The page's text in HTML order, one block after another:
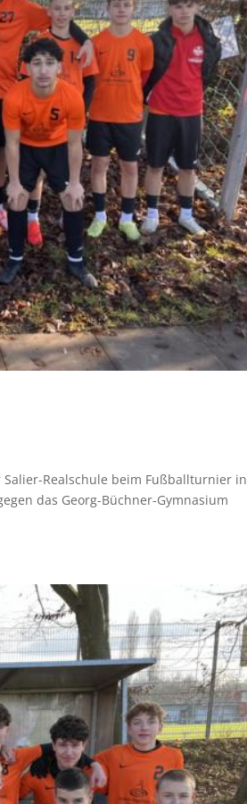
Realschule beim Fußballturnier in
das Georg-Büchner-Gymnasium